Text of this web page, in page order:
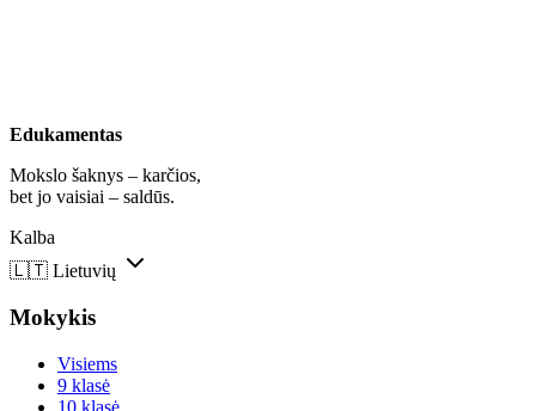
Edukamentas
Mokslo šaknys – karčios,
bet jo vaisiai – saldūs.
Kalba
🇱🇹 Lietuvių
Mokykis
Visiems
9 klasė
10 klasė